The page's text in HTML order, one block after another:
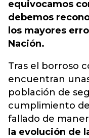
equivocamos
debemos
los mayores
Nación.
Tras el borroso
encuentran
población de
cumplimiento
fallado de
la evolución de